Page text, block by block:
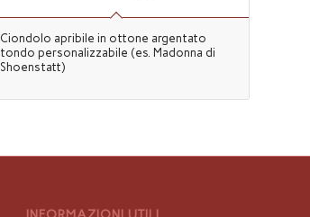
Ciondolo apribile in ottone argentato
tondo personalizzabile (es. Madonna di
Shoenstatt)